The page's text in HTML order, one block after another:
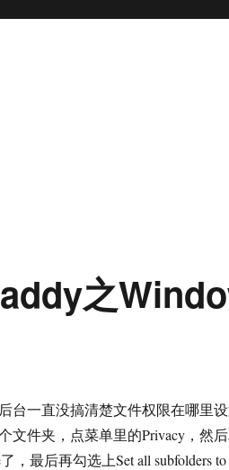
之
台一直没搞清楚文件权限在哪里
文件夹，点菜单里的Privacy，然
，最后再勾选上Set all subfolders